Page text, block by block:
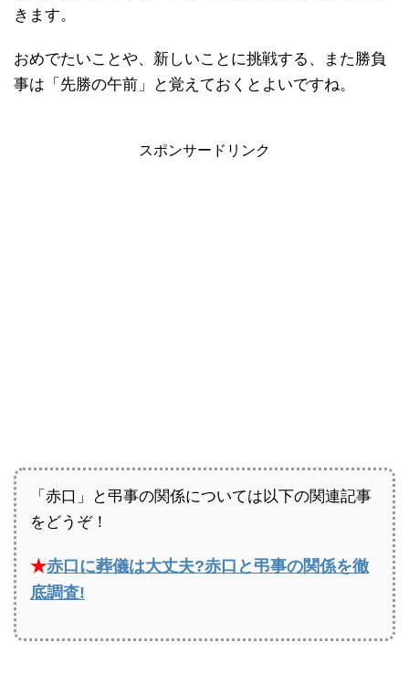
きます。
おめでたいことや、新しいことに挑戦する、また勝負
事は「先勝の午前」と覚えておくとよいですね。
スポンサードリンク
「赤口」と弔事の関係については以下の関連記事
をどうぞ！
★赤口に葬儀は大丈夫?赤口と弔事の関係を徹
底調査!